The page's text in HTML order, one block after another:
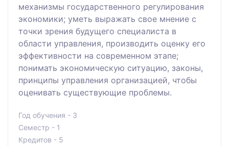
механизмы государственного регулирования
экономики; уметь выражать свое мнение с
точки зрения будущего специалиста в
области управления, производить оценку его
эффективности на современном этапе;
понимать экономическую ситуацию, законы,
принципы управления организацией, чтобы
оценивать существующие проблемы.
Год обучения - 3
Семестр - 1
Кредитов - 5